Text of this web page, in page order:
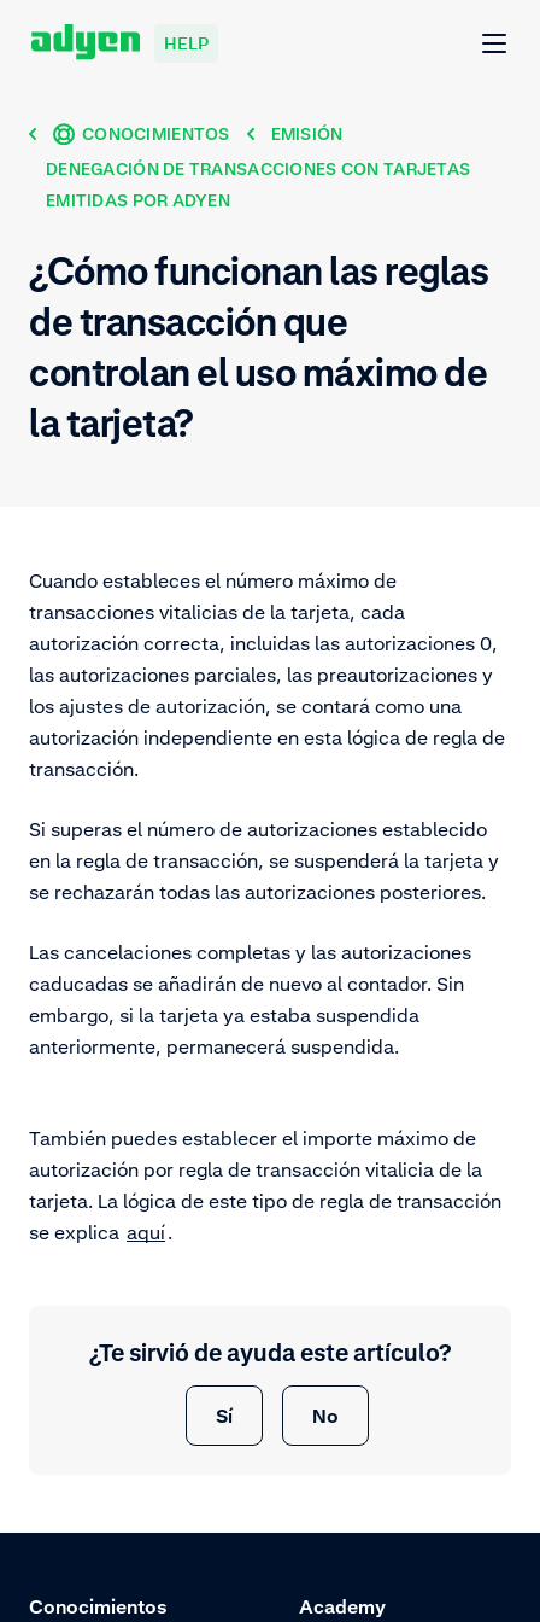
HELP
CONOCIMIENTOS
EMISIÓN
DENEGACIÓN DE TRANSACCIONES CON TARJETAS
EMITIDAS POR ADYEN
¿Cómo funcionan las reglas
de transacción que
controlan el uso máximo de
la tarjeta?
Cuando estableces el número máximo de
transacciones vitalicias de la tarjeta, cada
autorización correcta, incluidas las autorizaciones 0,
las autorizaciones parciales, las preautorizaciones y
los ajustes de autorización, se contará como una
autorización independiente en esta lógica de regla de
transacción.
Si superas el número de autorizaciones establecido
en la regla de transacción, se suspenderá la tarjeta y
se rechazarán todas las autorizaciones posteriores.
Las cancelaciones completas y las autorizaciones
caducadas se añadirán de nuevo al contador. Sin
embargo, si la tarjeta ya estaba suspendida
anteriormente, permanecerá suspendida.
También puedes establecer el importe máximo de
autorización por regla de transacción vitalicia de la
tarjeta. La lógica de este tipo de regla de transacción
se explica aquí.
¿Te sirvió de ayuda este artículo?
Sí No
Conocimientos
Academy